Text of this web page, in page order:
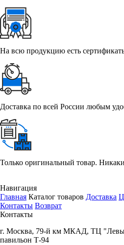
На всю продукцию есть
Доставка по всей России любым
Только оригинальный товар.
Навигация
Главная Каталог товаров Доставка
Контакты Возврат
Контакты
г. Москва, 79-й км МКАД, ТЦ "Левый
павильон Т-94